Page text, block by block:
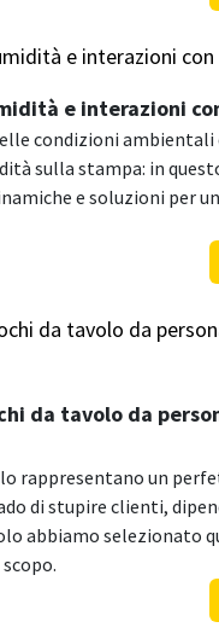
e interazioni
condizioni ambientali
sulla stampa: in
e soluzioni per
da tavolo da
rappresentano un
di stupire clienti,
abbiamo selezionato